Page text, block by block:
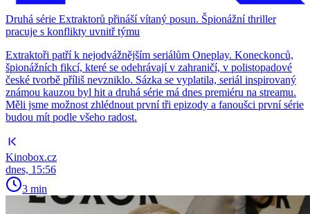
Druhá série Extraktorů přináší vítaný posun. Špionážní thriller
pracuje s konflikty uvnitř týmu
Extraktoři patří k nejodvážnějším seriálům Oneplay. Koneckonců,
špionážních fikcí, které se odehrávají v zahraničí, v polistopadové
české tvorbě příliš nevzniklo. Sázka se vyplatila, seriál inspirovaný
známou kauzou byl hit a druhá série má dnes premiéru na streamu.
Měli jsme možnost zhlédnout první tři epizody a fanoušci první série
budou mít podle všeho radost.
Kinobox.cz
dnes, 15:56
3 min